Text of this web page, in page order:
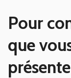
Pour
que